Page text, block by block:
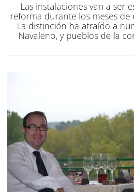
Las instalaciones van a ser
reforma durante los meses de
La distinción ha atraído a
Navaleno, y pueblos de la